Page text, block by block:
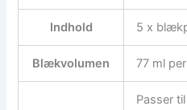
Indhold 5 x
Blækvolumen 77 ml
Passer